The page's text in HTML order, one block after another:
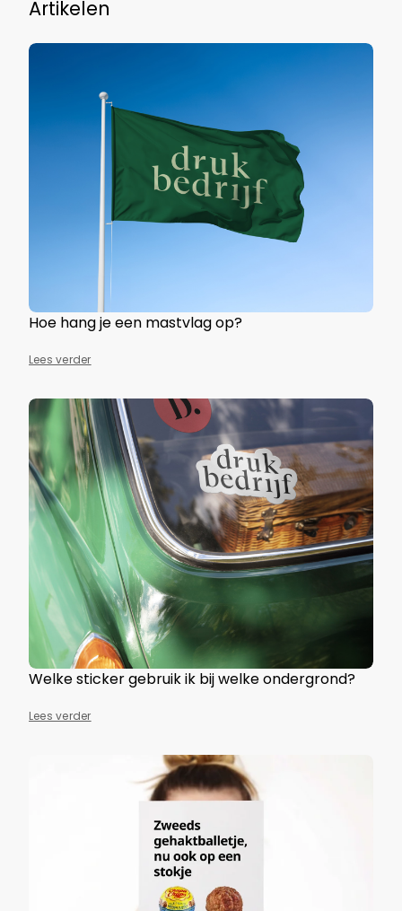
Artikelen
Hoe hang je een mastvlag op?
Lees verder
Welke sticker gebruik ik bij welke ondergrond?
Lees verder